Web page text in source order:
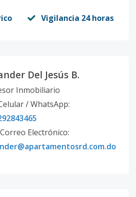
Vigilancia 24 horas
Del Jesús B.
Inmobiliario
/ WhatsApp:
Correo Electrónico: